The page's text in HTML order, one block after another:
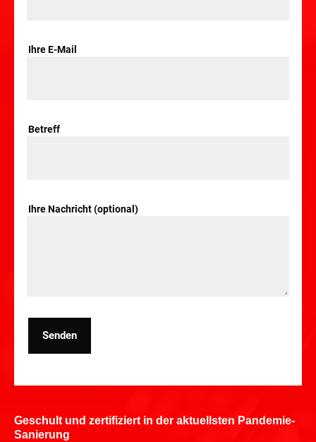
Ihre E-Mail
Betreff
Ihre Nachricht (optional)
Senden
Geschult und zertifiziert in der aktuellsten Pandemie-
Sanierung